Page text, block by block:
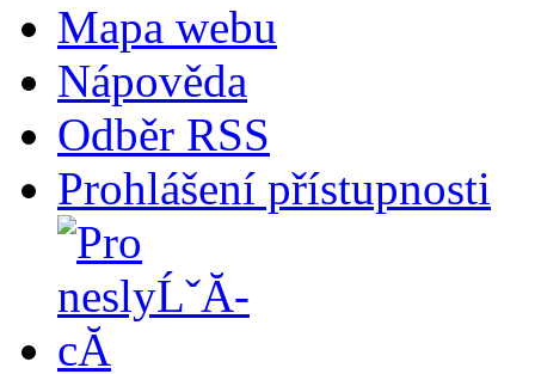
Mapa webu
Nápověda
Odběr RSS
Prohlášení přístupnosti